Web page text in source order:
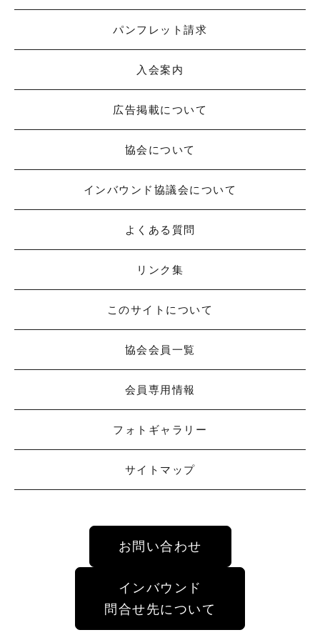
パンフレット請求
入会案内
広告掲載について
協会について
インバウンド協議会について
よくある質問
リンク集
このサイトについて
協会会員一覧
会員専用情報
フォトギャラリー
サイトマップ
お問い合わせ
インバウンド
問合せ先について